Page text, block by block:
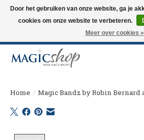
Altijd de nieuwste trucs op voorraad. Snelle
Langskomen in onze winkel? Bel of mail om een
Home / Magic Bandz by Robin Bernard
Door het gebruiken van onze website, ga je
cookies om onze website te verbeteren.
Meer over cookies »